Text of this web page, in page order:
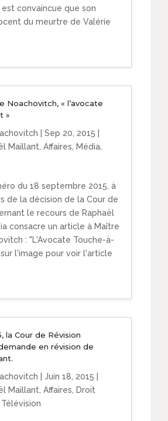
convaincue que son
du meurtre de Valérie
Noachovitch, « l’avocate
»
Sep 20, 2015
Maillant Affaires Média,
du 18 septembre 2015, à
de la décision de la Cour de
le recours de Raphaël
consacre un article à Maître
: "L'Avocate Touche-à-
l'image pour voir l'article
la Cour de Révision
en révision de
| Juin 18, 2015 |
Maillant Affaires Droit
Télévision